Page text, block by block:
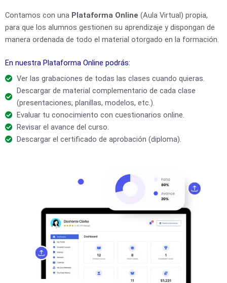
Contamos con una Plataforma Online (Aula Virtual) propia,
para que los alumnos gestionen su aprendizaje y dispongan de
manera ordenada de todo el material otorgado en la formación.
En nuestra Plataforma Online podrás:
Ver las grabaciones de todas las clases cuando quieras.
Descargar de material complementario de cada clase
(presentaciones, planillas, modelos, etc.).
Evaluar tu conocimiento con cuestionarios online.
Revisar el avance del curso.
Descargar el certificado de aprobación (diploma).